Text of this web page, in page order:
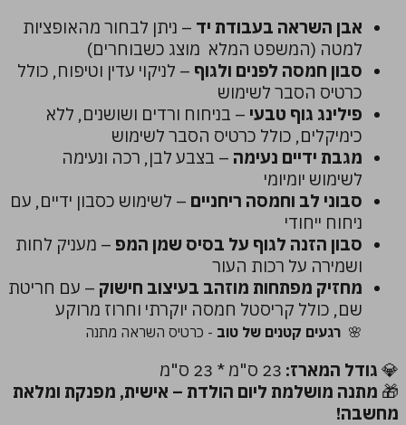
אבן השראה בעבודת יד – ניתן לבחור מהאופציות
למטה (המשפט המלא מוצג כשבוחרים)
סבון חמסה לפנים ולגוף – לניקוי עדין וטיפוח, כולל
כרטיס הסבר לשימוש
פילינג גוף טבעי – בניחוח ורדים ושושנים, ללא
כימיקלים, כולל כרטיס הסבר לשימוש
מגבת ידיים נעימה – בצבע לבן, רכה ונעימה
לשימוש יומיומי
סבוני לב וחמסה ריחניים – לשימוש כסבון ידיים, עם
ניחוח ייחודי
סבון הזנה לגוף על בסיס שמן המפ – מעניק לחות
ושמירה על רכות העור
מחזיק מפתחות מוזהב בעיצוב חישוק – עם חריטת
שם, כולל קריסטל חמסה יוקרתי וחרוז מרוקע
🌸 רגעים קטנים של טוב - כרטיס השראה מתנה
💎 גודל המארז:
🎁 מתנה מושלמת ליום הולדת – אישית, מפנקת ומלאת
מחשבה!